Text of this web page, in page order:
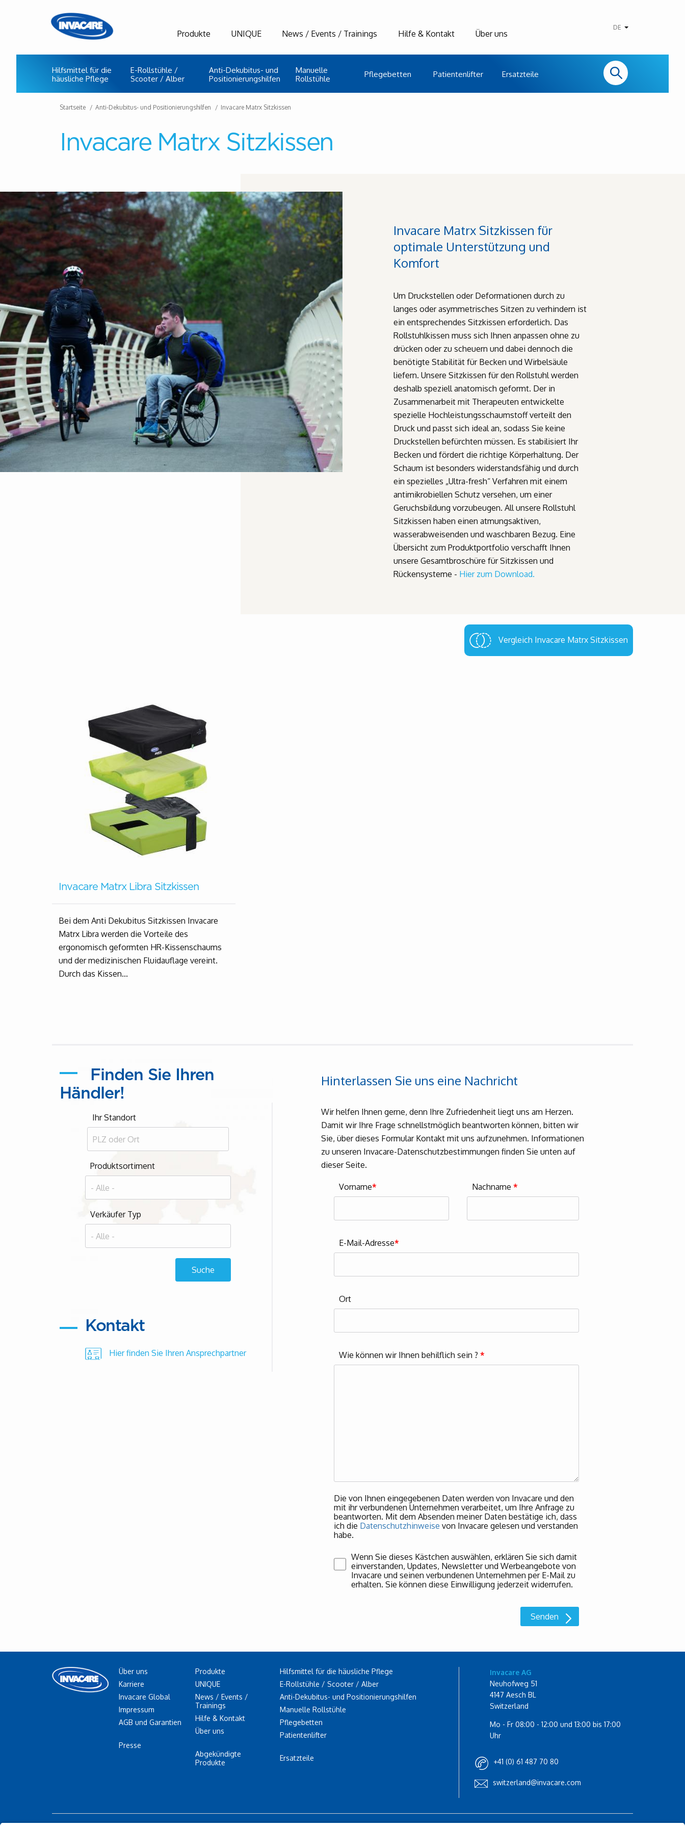
Produkte
Hilfsmittel für die
häusliche Pflege
E-Rollstühle /
Scooter / Alber
Anti-Dekubitus- und
Positionierungshilfen
Manuelle
Rollstühle
Pflegebetten Patientenlifter Ersatzteile
UNIQUE News / Events / Trainings Hilfe & Kontakt Über uns
DE
Startseite Anti-Dekubitus- und Positionierungshilfen Invacare Matrx Sitzkissen
Invacare Matrx Sitzkissen
Invacare Matrx Sitzkissen für
optimale Unterstützung und
Komfort
Um Druckstellen oder Deformationen durch zu
langes oder asymmetrisches Sitzen zu verhindern ist
ein entsprechendes Sitzkissen erforderlich. Das
Rollstuhlkissen muss sich Ihnen anpassen ohne zu
drücken oder zu scheuern und dabei dennoch die
benötigte Stabilität für Becken und Wirbelsäule
liefern. Unsere Sitzkissen für den Rollstuhl werden
deshalb speziell anatomisch geformt. Der in
Zusammenarbeit mit Therapeuten entwickelte
spezielle Hochleistungsschaumstoff verteilt den
Druck und passt sich ideal an, sodass Sie keine
Druckstellen befürchten müssen. Es stabilisiert Ihr
Becken und fördert die richtige Körperhaltung. Der
Schaum ist besonders widerstandsfähig und durch
ein spezielles „Ultra-fresh“ Verfahren mit einem
antimikrobiellen Schutz versehen, um einer
Geruchsbildung vorzubeugen. All unsere Rollstuhl
Sitzkissen haben einen atmungsaktiven,
wasserabweisenden und waschbaren Bezug. Eine
Übersicht zum Produktportfolio verschafft Ihnen
unsere Gesamtbroschüre für Sitzkissen und
Rückensysteme - Hier zum Download.
Vergleich Invacare Matrx Sitzkissen
Invacare Matrx Libra Sitzkissen
Bei dem Anti Dekubitus Sitzkissen Invacare
Matrx Libra werden die Vorteile des
ergonomisch geformten HR-Kissenschaums
und der medizinischen Fluidauflage vereint.
Durch das Kissen...
Finden Sie Ihren
Händler!
Ihr Standort
Produktsortiment
Verkäufer Typ
Kontakt
Hier finden Sie Ihren Ansprechpartner
Hinterlassen Sie uns eine Nachricht
Wir helfen Ihnen gerne, denn Ihre Zufriedenheit liegt uns am Herzen.
Damit wir Ihre Frage schnellstmöglich beantworten können, bitten wir
Sie, über dieses Formular Kontakt mit uns aufzunehmen. Informationen
zu unseren Invacare-Datenschutzbestimmungen finden Sie unten auf
dieser Seite.
Vorname* Nachname *
E-Mail-Adresse*
Ort
Wie können wir Ihnen behilflich sein ? *
Die von Ihnen eingegebenen Daten werden von Invacare und den
mit ihr verbundenen Unternehmen verarbeitet, um Ihre Anfrage zu
beantworten. Mit dem Absenden meiner Daten bestätige ich, dass
ich die Datenschutzhinweise von Invacare gelesen und verstanden
habe.
Wenn Sie dieses Kästchen auswählen, erklären Sie sich damit
einverstanden, Updates, Newsletter und Werbeangebote von
Invacare und seinen verbundenen Unternehmen per E-Mail zu
erhalten. Sie können diese Einwilligung jederzeit widerrufen.
Über uns
Karriere
Invacare Global
Impressum
AGB und Garantien
Presse
Produkte
UNIQUE
News / Events /
Trainings
Hilfe & Kontakt
Über uns
Abgekündigte
Produkte
Hilfsmittel für die häusliche Pflege
E-Rollstühle / Scooter / Alber
Anti-Dekubitus- und Positionierungshilfen
Manuelle Rollstühle
Pflegebetten
Patientenlifter
Ersatzteile
Invacare AG
Neuhofweg 51
4147 Aesch BL
Switzerland
Mo - Fr 08:00 - 12:00 und 13:00 bis 17:00
Uhr
+41 (0) 61 487 70 80
switzerland@invacare.com